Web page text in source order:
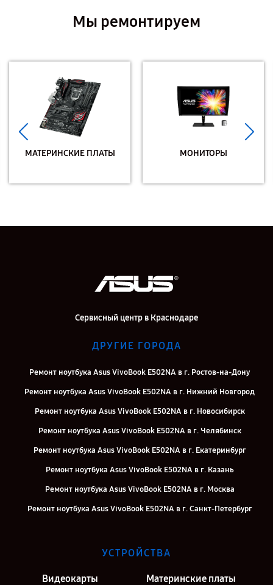
Мы ремонтируем
МАТЕРИНСКИЕ ПЛАТЫ МОНИТОРЫ
Сервисный центр в Краснодаре
ДРУГИЕ ГОРОДА
Ремонт ноутбука Asus VivoBook E502NA в г. Ростов-на-Дону
Ремонт ноутбука Asus VivoBook E502NA в г. Нижний Новгород
Ремонт ноутбука Asus VivoBook E502NA в г. Новосибирск
Ремонт ноутбука Asus VivoBook E502NA в г. Челябинск
Ремонт ноутбука Asus VivoBook E502NA в г. Екатеринбург
Ремонт ноутбука Asus VivoBook E502NA в г. Казань
Ремонт ноутбука Asus VivoBook E502NA в г. Москва
Ремонт ноутбука Asus VivoBook E502NA в г. Санкт-Петербург
УСТРОЙСТВА
Видеокарты Материнские платы